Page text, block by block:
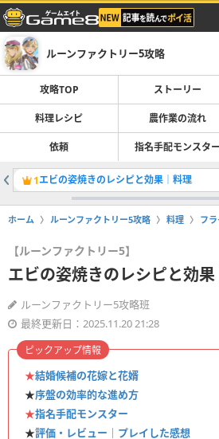
ルーンファクトリー5攻略
攻略TOP ストーリー
料理レシピ 農作業の流れ
依頼 指名手配モンスター
1エビの姿焼きのレシピと効果｜料理
ホーム ルーンファクトリー5攻略 料理 フ
【ルーンファクトリー5】
エビの姿焼きのレシピと効
ルーンファクトリー5攻略班
最終更新日：2025.11.20 21:28
★結婚候補の花嫁と花婿
★序盤の効率的な進め方
★指名手配モンスター
★評価・レビュー｜プレイした感想
ピックアップ情報